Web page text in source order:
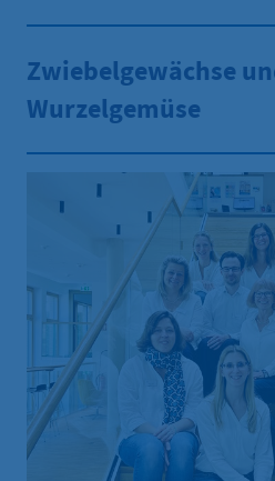
Zwiebelgewächse
Wurzelgemüse